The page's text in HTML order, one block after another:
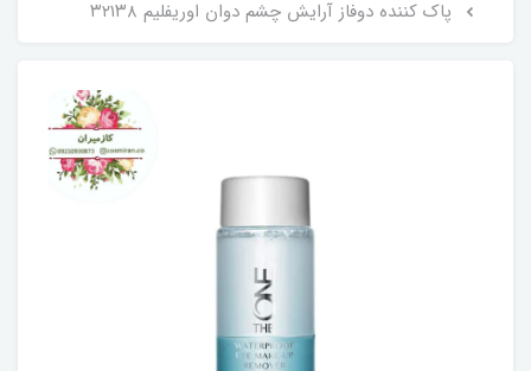
پاک کننده دوفاز آرایش چشم دوان اوریفلیم ۳۲۱۳۸